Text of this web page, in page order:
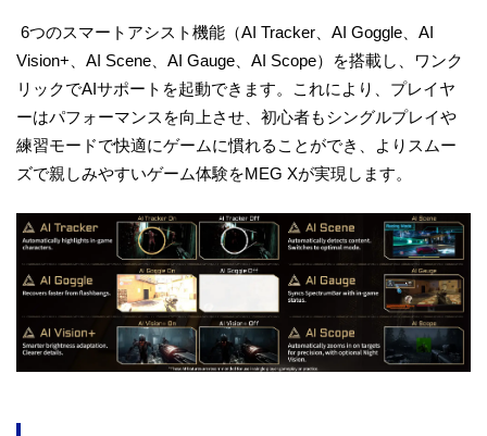
6つのスマートアシスト機能（AI Tracker、AI Goggle、AI
Vision+、AI Scene、AI Gauge、AI Scope）を搭載し、ワンク
リックでAIサポートを起動できます。これにより、プレイヤ
ーはパフォーマンスを向上させ、初心者もシングルプレイや
練習モードで快適にゲームに慣れることができ、よりスムー
ズで親しみやすいゲーム体験をMEG Xが実現します。